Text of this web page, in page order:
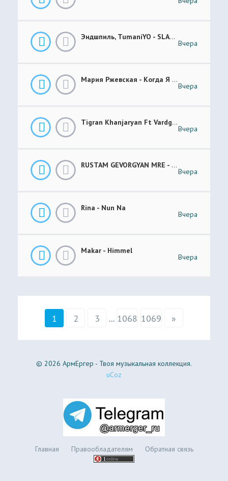
Эндшпиль, TumaniYO - SLANG
Вчера
Мария Ржевская - Когда Я Стану Кошкой (Future Garage Remix)
Вчера
Tigran Khanjaryan Ft Vardges - Pap Jan
Вчера
RUSTAM GEVORGYAN MRE - GAR XOROVATC
Вчера
Rina - Nun Na
Вчера
Makar - Himmel
Вчера
1 2 3 ... 1068 1069 »
© 2026 АрмЕргер - Твоя музыкальная коллекция.
uCoz
Главная Правообладателям Обратная связь